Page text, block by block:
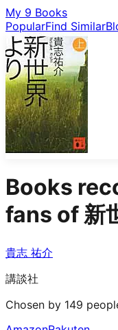
My 9 Books
PopularFind Similar
Books
fans of 新
貴志 祐介
講談社
Chosen by 149